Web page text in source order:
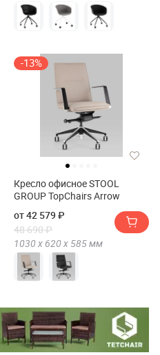
-13%
Кресло офисное STOOL
GROUP TopChairs Arrow
от 42 579 ₽
48 690 ₽
1030 х 620 х 585мм